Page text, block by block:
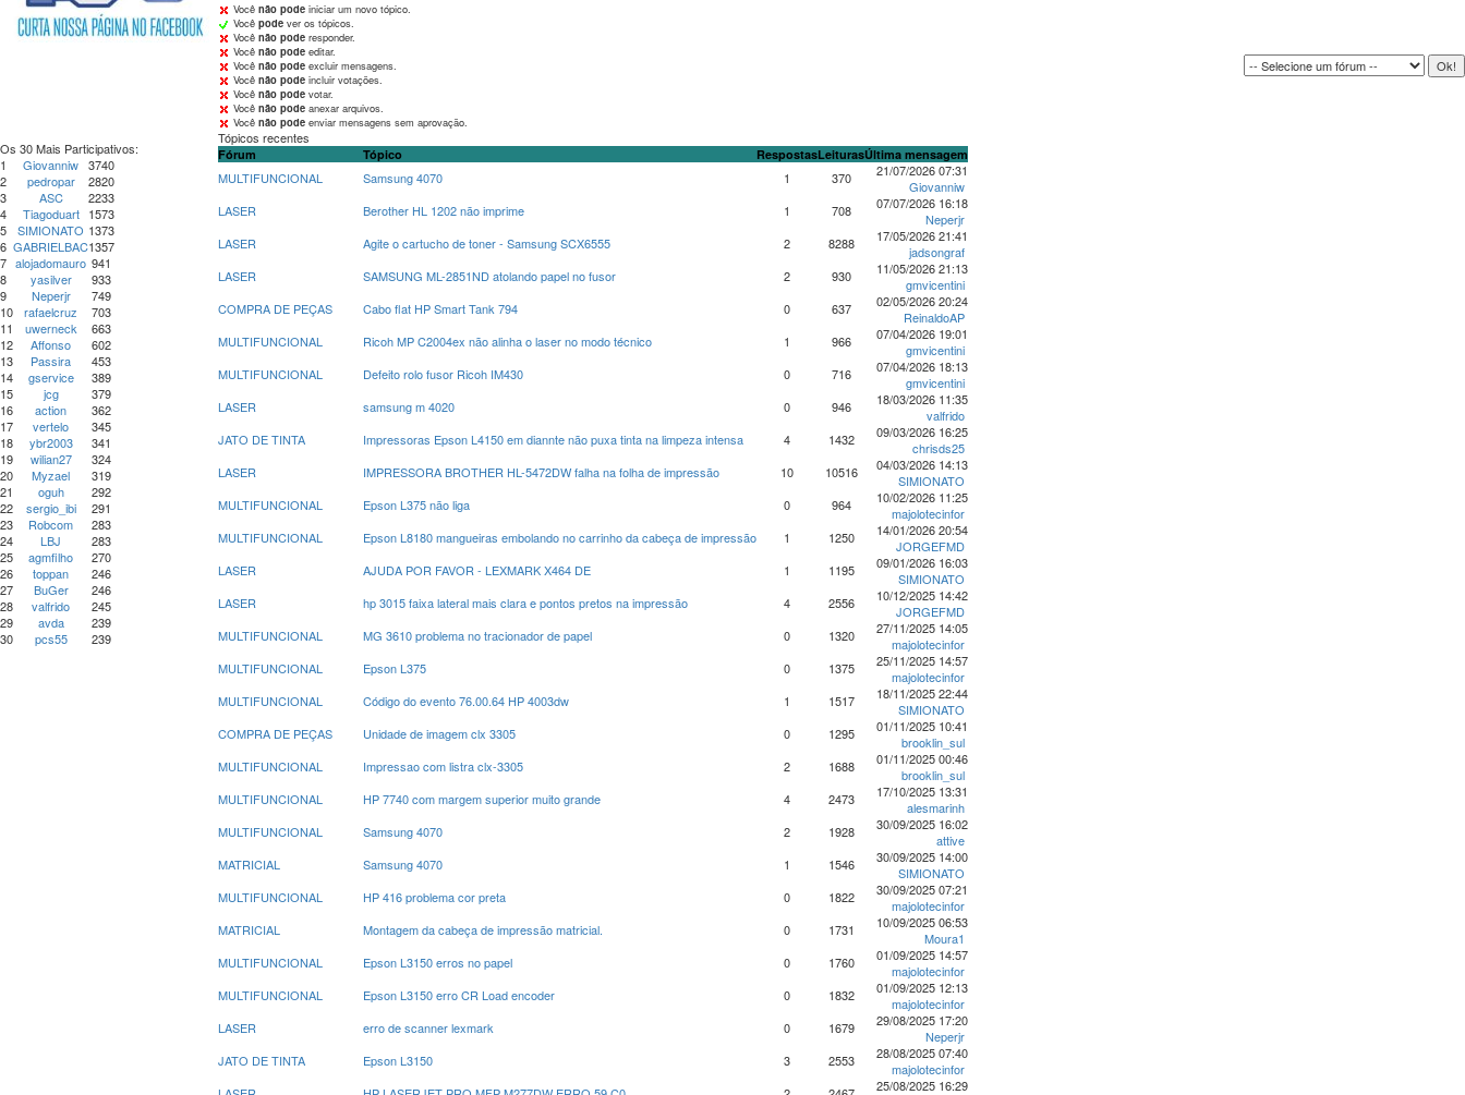
Os 30 Mais Participativos:
1
Giovanniw 3740
2
pedropar
2820
3
ASC
2233
4
Tiagoduart 1573
5
SIMIONATO 1373
6 GABRIELBAC1357
7 alojadomauro 941
8
yasilver
933
9
Neperjr
749
10
rafaelcruz
703
11
uwerneck
663
12
Affonso
602
13
Passira
453
14
gservice
389
15
jcg
379
16
action
362
17
vertelo
345
18
ybr2003
341
19
wilian27
324
20
Myzael
319
21
oguh
292
22
sergio_ibi
291
23
Robcom
283
24
LBJ
283
25
agmfilho
270
26
toppan
246
27
BuGer
246
28
valfrido
245
29
avda
239
30
pcs55 239
Você não pode iniciar um novo tópico.
Você pode ver os tópicos.
Você não pode responder.
Você não pode editar.
Você não pode excluir mensagens.
Você não pode incluir votações.
Você não pode votar.
Você não pode anexar arquivos.
Você não pode enviar mensagens sem aprovação.
Tópicos recentes
Fórum Tópico RespostasLeiturasÚltima mensagem
MULTIFUNCIONAL Samsung 4070 1 370
21/07/2026 07:31
Giovanniw
LASER
Berother HL 1202 não imprime 1 708
07/07/2026 16:18
Neperjr
LASER
Agite o cartucho de toner - Samsung SCX6555 2 8288
17/05/2026 21:41
jadsongraf
LASER
SAMSUNG ML-2851ND atolando papel no fusor 2 930
11/05/2026 21:13
gmvicentini
COMPRA DE PEÇAS
Cabo flat HP Smart Tank 794 0 637
02/05/2026 20:24
ReinaldoAP
MULTIFUNCIONAL
Ricoh MP C2004ex não alinha o laser no modo técnico 1 966
07/04/2026 19:01
gmvicentini
MULTIFUNCIONAL
Defeito rolo fusor Ricoh IM430 0 716
07/04/2026 18:13
gmvicentini
LASER
samsung m 4020 0 946
18/03/2026 11:35
valfrido
JATO DE TINTA
Impressoras Epson L4150 em diannte não puxa tinta na limpeza intensa 4 1432
09/03/2026 16:25
chrisds25
LASER
IMPRESSORA BROTHER HL-5472DW falha na folha de impressão 10 10516
04/03/2026 14:13
SIMIONATO
MULTIFUNCIONAL
Epson L375 não liga 0 964
10/02/2026 11:25
majolotecinfor
MULTIFUNCIONAL
Epson L8180 mangueiras embolando no carrinho da cabeça de impressão 1 1250
14/01/2026 20:54
JORGEFMD
LASER
AJUDA POR FAVOR - LEXMARK X464 DE 1 1195
09/01/2026 16:03
SIMIONATO
LASER
hp 3015 faixa lateral mais clara e pontos pretos na impressão 4 2556
10/12/2025 14:42
JORGEFMD
MULTIFUNCIONAL
MG 3610 problema no tracionador de papel 0 1320
27/11/2025 14:05
majolotecinfor
MULTIFUNCIONAL
Epson L375 0 1375
25/11/2025 14:57
majolotecinfor
MULTIFUNCIONAL
Código do evento 76.00.64 HP 4003dw 1 1517
18/11/2025 22:44
SIMIONATO
COMPRA DE PEÇAS
Unidade de imagem clx 3305 0 1295
01/11/2025 10:41
brooklin_sul
MULTIFUNCIONAL
Impressao com listra clx-3305 2 1688
01/11/2025 00:46
brooklin_sul
MULTIFUNCIONAL
HP 7740 com margem superior muito grande 4 2473
17/10/2025 13:31
alesmarinh
MULTIFUNCIONAL
Samsung 4070 2 1928
30/09/2025 16:02
attive
MATRICIAL
Samsung 4070 1 1546
30/09/2025 14:00
SIMIONATO
MULTIFUNCIONAL
HP 416 problema cor preta 0 1822
30/09/2025 07:21
majolotecinfor
MATRICIAL
Montagem da cabeça de impressão matricial. 0 1731
10/09/2025 06:53
Moura1
MULTIFUNCIONAL
Epson L3150 erros no papel 0 1760
01/09/2025 14:57
majolotecinfor
MULTIFUNCIONAL
Epson L3150 erro CR Load encoder 0 1832
01/09/2025 12:13
majolotecinfor
LASER
erro de scanner lexmark 0 1679
29/08/2025 17:20
Neperjr
JATO DE TINTA
Epson L3150 3 2553
28/08/2025 07:40
majolotecinfor
25/08/2025 16:29